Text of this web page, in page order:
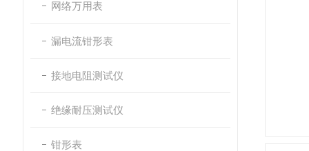
网络万用表
漏电流钳形表
接地电阻测试仪
绝缘耐压测试仪
钳形表